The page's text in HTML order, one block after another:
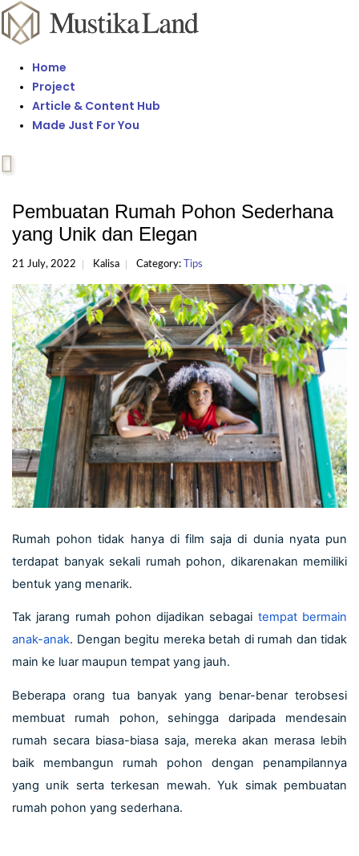
Home
Project
Article & Content Hub
Made Just For You
Pembuatan Rumah Pohon Sederhana
yang Unik dan Elegan
21 July, 2022 Kalisa Category: Tips
Rumah pohon tidak hanya di film saja di dunia nyata pun
terdapat banyak sekali rumah pohon, dikarenakan memiliki
bentuk yang menarik.
Tak jarang rumah pohon dijadikan sebagai tempat bermain
anak-anak. Dengan begitu mereka betah di rumah dan tidak
main ke luar maupun tempat yang jauh.
Beberapa orang tua banyak yang benar-benar terobsesi
membuat rumah pohon, sehingga daripada mendesain
rumah secara biasa-biasa saja, mereka akan merasa lebih
baik membangun rumah pohon dengan penampilannya
yang unik serta terkesan mewah. Yuk simak pembuatan
rumah pohon yang sederhana.